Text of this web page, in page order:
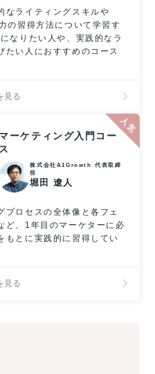
なライティングスキルや
の習得方法について学習す
なりたい人や、実践的なラ
たい人におすすめのコース
見る
マーケティング入門コー
ス
株式会社A1Growth 代表取締
役
堀田 遼人
プロセスの全体像と各フェ
ど、1年目のマーケターに必
もとに実践的に習得してい
見る